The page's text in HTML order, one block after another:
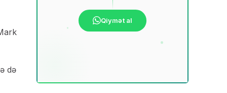
də
Qiymət al